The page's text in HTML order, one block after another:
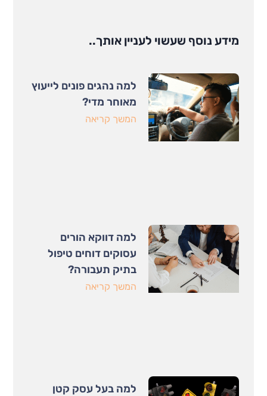
מידע נוסף שעשוי לעניין אותך..
למה נהגים פונים לייעוץ
מאוחר מדי?
המשך קריאה
למה דווקא הורים
עסוקים דוחים טיפול
בתיק תעבורה?
המשך קריאה
למה בעל עסק קטן